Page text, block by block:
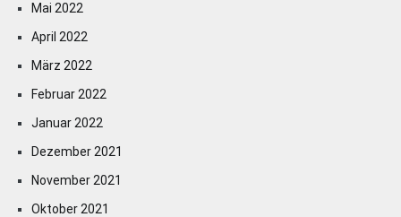
Mai 2022
April 2022
März 2022
Februar 2022
Januar 2022
Dezember 2021
November 2021
Oktober 2021